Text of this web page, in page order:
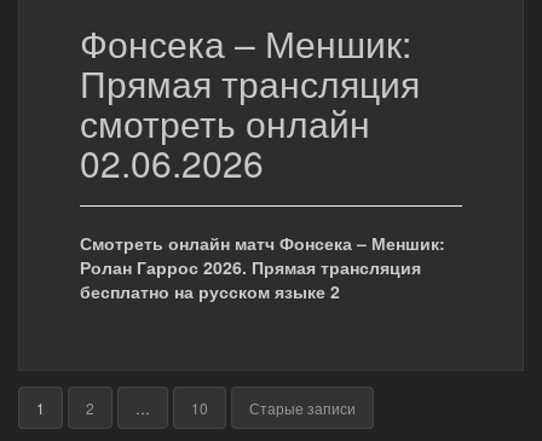
Фонсека – Меншик:
Прямая трансляция
смотреть онлайн
02.06.2026
Смотреть онлайн матч Фонсека – Меншик:
Ролан Гаррос 2026. Прямая трансляция
бесплатно на русском языке 2
Пагинация
1 2 10 Старые записи